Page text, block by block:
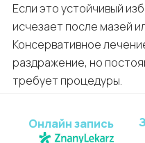
Онлайн запись
Если это устойчивый
исчезает после мазей
Консервативное
раздражение, но
требует процедуры.
Могут ли